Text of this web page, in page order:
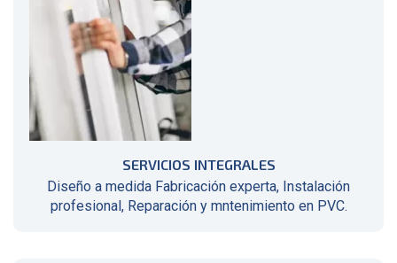
SERVICIOS INTEGRALES
Diseño a medida Fabricación experta, Instalación
profesional, Reparación y mntenimiento en PVC.